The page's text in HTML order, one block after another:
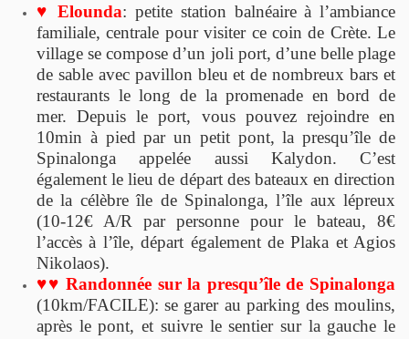
♥ Elounda: petite station balnéaire à l’ambiance
familiale, centrale pour visiter ce coin de Crète. Le
village se compose d’un joli port, d’une belle plage
de sable avec pavillon bleu et de nombreux bars et
restaurants le long de la promenade en bord de
mer. Depuis le port, vous pouvez rejoindre en
10min à pied par un petit pont, la presqu’île de
Spinalonga appelée aussi Kalydon. C’est
également le lieu de départ des bateaux en direction
de la célèbre île de Spinalonga, l’île aux lépreux
(10-12€ A/R par personne pour le bateau, 8€
l’accès à l’île, départ également de Plaka et Agios
Nikolaos).
♥♥ Randonnée sur la presqu’île de Spinalonga
(10km/FACILE): se garer au parking des moulins,
après le pont, et suivre le sentier sur la gauche le